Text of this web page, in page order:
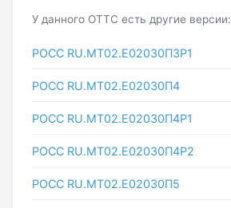
У данного ОТТС есть другие версии:
РОСС RU.МТ02.E02030П3Р1
РОСС RU.МТ02.E02030П4
РОСС RU.МТ02.E02030П4Р1
РОСС RU.МТ02.E02030П4Р2
РОСС RU.МТ02.E02030П5